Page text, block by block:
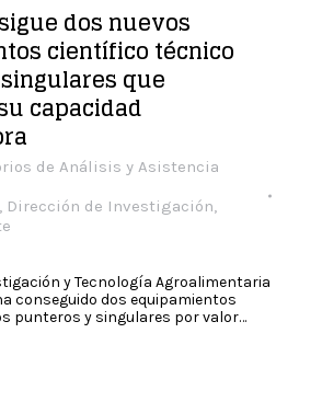
dos nuevos
científico técnico
que
capacidad
de Análisis y Asistencia
, Dirección de Investigación,
y Tecnología Agroalimentaria
conseguido dos equipamientos
punteros y singulares por valor…